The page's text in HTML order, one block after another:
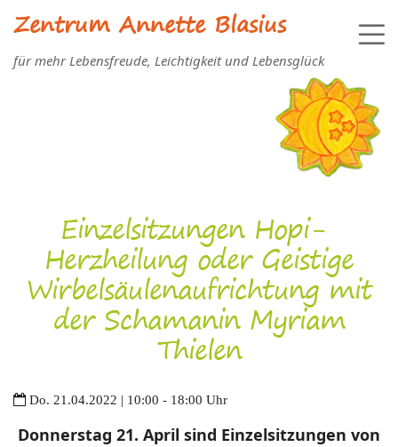
Zentrum Annette Blasius
für mehr Lebensfreude, Leichtigkeit und Lebensglück
Einzelsitzungen Hopi-
Herzheilung oder Geistige
Wirbelsäulenaufrichtung mit
der Schamanin Myriam
Thielen
Do. 21.04.2022 | 10:00 - 18:00 Uhr
Donnerstag 21. April sind Einzelsitzungen von